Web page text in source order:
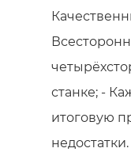
станке; -
итоговую